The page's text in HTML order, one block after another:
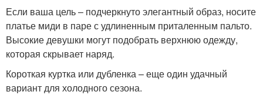
Если ваша цель – подчеркнуто элегантный образ, носите
платье миди в паре с удлиненным приталенным пальто.
Высокие девушки могут подобрать верхнюю одежду,
которая скрывает наряд.
Короткая куртка или дубленка – еще один удачный
вариант для холодного сезона.